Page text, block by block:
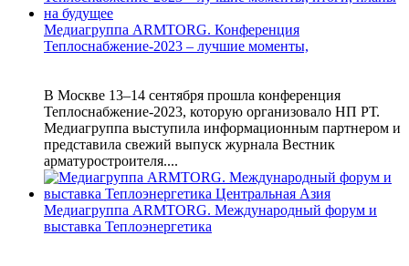
Медиагруппа ARMTORG. Конференция
Теплоснабжение-2023 – лучшие моменты,
В Москве 13–14 сентября прошла конференция
Теплоснабжение-2023, которую организовало НП РТ.
Медиагруппа выступила информационным партнером и
представила свежий выпуск журнала Вестник
арматуростроителя....
Медиагруппа ARMTORG. Международный форум и
выставка Теплоэнергетика